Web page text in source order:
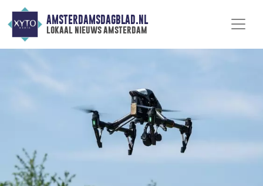
AMSTERDAMSDAGBLAD.NL
lokaal nieuws amsterdam